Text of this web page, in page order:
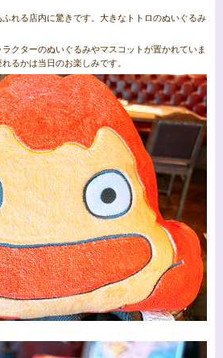
れる店内に驚きです。大きなトトロのぬいぐるみ
クターのぬいぐるみやマスコットが置かれていま
るかは当日のお楽しみです。